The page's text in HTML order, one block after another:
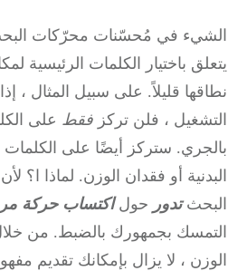
في مُحسّنات محرّكات البحث هو
باختيار الكلمات الرئيسية
قليلاً.على سبيل المثال ، إذا
، فلنتركز فقطعلى
ستركز أيضًا على الكلمات
أو فقدان الوزن. لماذا ا؟
لأن
تدورحولاكتساب حركة مرور
بجمهورك بالضبط.من خلال
، لا يزال بإمكانك تقديم